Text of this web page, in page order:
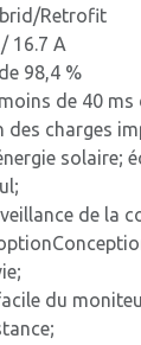
Retrofit
16.7 A
98,4 %
de 40
charges
solaire;
de la
du